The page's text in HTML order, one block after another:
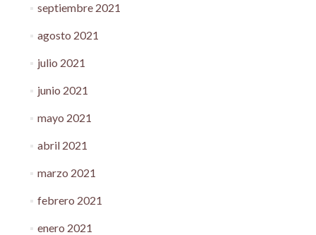
septiembre 2021
agosto 2021
julio 2021
junio 2021
mayo 2021
abril 2021
marzo 2021
febrero 2021
enero 2021